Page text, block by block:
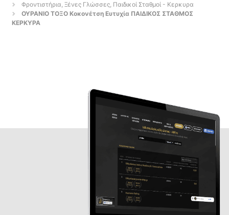
Φροντιστήρια, Ξένες Γλώσσες, Παιδικοί Σταθμοί - Κερκυρα
ΟΥΡΑΝΙΟ ΤΟΞΟ Κοκονέτση Ευτυχία ΠΑΙΔΙΚΟΣ ΣΤΑΘΜΟΣ
ΚΕΡΚΥΡΑ